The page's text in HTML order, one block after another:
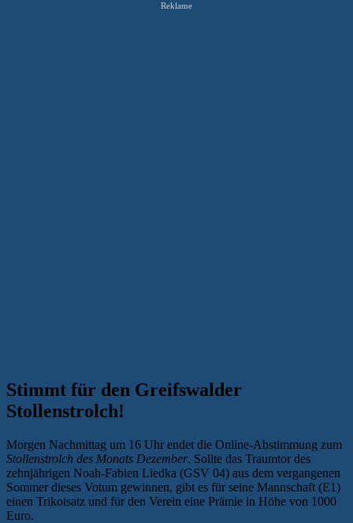
Reklame
Stimmt für den Greifswalder
Stollenstrolch!
Morgen Nachmittag um 16 Uhr endet die Online-Abstimmung zum
Stollenstrolch des Monats Dezember. Sollte das Traumtor des
zehnjährigen Noah-Fabien Liedka (GSV 04) aus dem vergangenen
Sommer dieses Votum gewinnen, gibt es für seine Mannschaft (E1)
einen Trikotsatz und für den Verein eine Prämie in Höhe von 1000
Euro.